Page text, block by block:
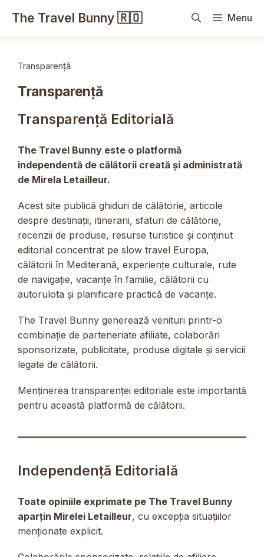
The Travel Bunny 🇷🇴 Menu
Transparență
Transparență
Transparență Editorială
The Travel Bunny este o platformă
independentă de călătorii creată și administrată
de Mirela Letailleur.
Acest site publică ghiduri de călătorie, articole
despre destinații, itinerarii, sfaturi de călătorie,
recenzii de produse, resurse turistice și conținut
editorial concentrat pe slow travel Europa,
călătorii în Mediterană, experiențe culturale, rute
de navigație, vacanțe în familie, călătorii cu
autorulota și planificare practică de vacanțe.
The Travel Bunny generează venituri printr-o
combinație de parteneriate afiliate, colaborări
sponsorizate, publicitate, produse digitale și servicii
legate de călătorii.
Menținerea transparenței editoriale este importantă
pentru această platformă de călătorii.
Independență Editorială
Toate opiniile exprimate pe The Travel Bunny
aparțin Mirelei Letailleur, cu excepția situațiilor
menționate explicit.